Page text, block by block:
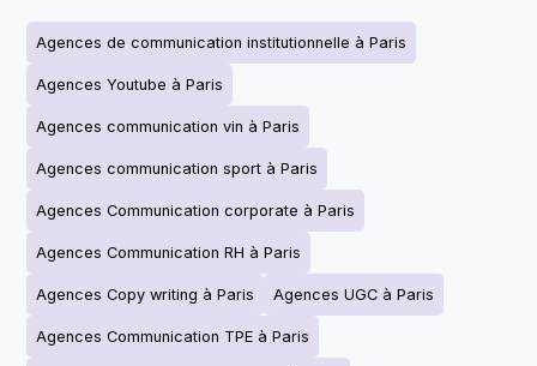
Agences de communication institutionnelle à Paris
Agences Youtube à Paris
Agences communication vin à Paris
Agences communication sport à Paris
Agences Communication corporate à Paris
Agences Communication RH à Paris
Agences Copy writing à Paris Agences UGC à Paris
Agences Communication TPE à Paris